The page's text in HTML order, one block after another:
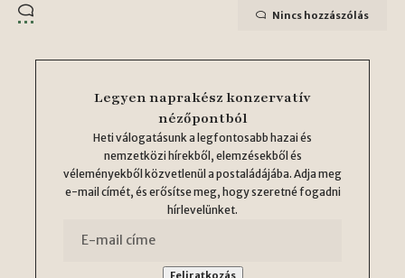
Nincs hozzászólás
Legyen naprakész konzervatív
nézőpontból
Heti válogatásunk a legfontosabb hazai és
nemzetközi hírekből, elemzésekből és
véleményekből közvetlenül a postaládájába. Adja meg
e-mail címét, és erősítse meg, hogy szeretné fogadni
hírlevelünket.